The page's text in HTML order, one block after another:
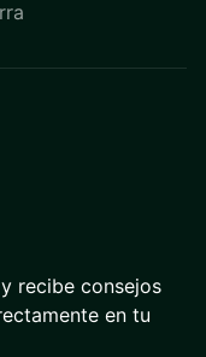
recibe consejos
en tu